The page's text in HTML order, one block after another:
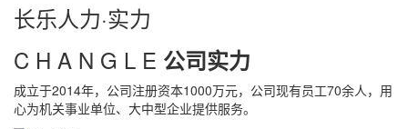
长乐人力·实力
C H A N G L E 公司实力
成立于2014年，公司注册资本1000万元，公司现有员工70余人，用
心为机关事业单位、大中型企业提供服务。